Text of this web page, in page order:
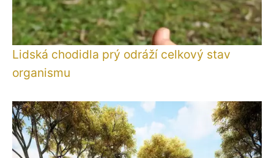
Lidská chodidla prý odráží celkový stav
organismu